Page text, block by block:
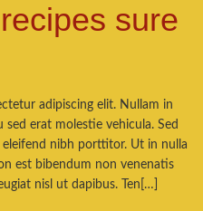
sure
adipiscing elit. Nullam in
erat molestie vehicula. Sed
nibh porttitor. Ut in nulla
est bibendum non venenatis
nisl ut dapibus. Ten[…]